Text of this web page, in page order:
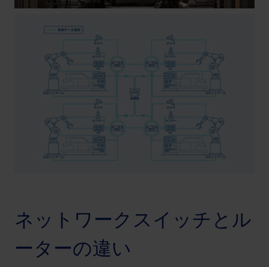
ネットワークスイッチとル
ーターの違い